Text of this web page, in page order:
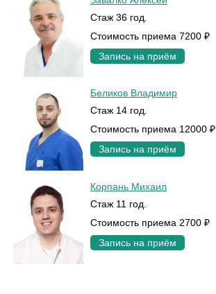
Стаж 36 год.
Стоимость приема 7200 ₽
Запись на приём
Беликов Владимир
Стаж 14 год.
Стоимость приема 12000 ₽
Запись на приём
Корпань Михаил
Стаж 11 год.
Стоимость приема 2700 ₽
Запись на приём